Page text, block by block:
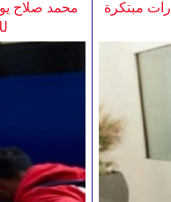
محمد صلاح
مبتكرة